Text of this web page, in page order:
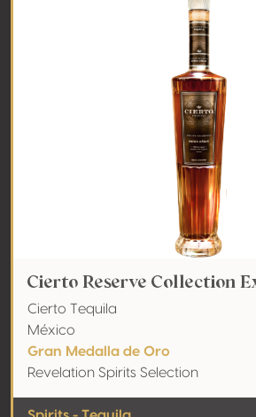
Cierto Reserve Collection
Cierto Tequila
México
Gran Medalla de Oro
Revelation Spirits Selection